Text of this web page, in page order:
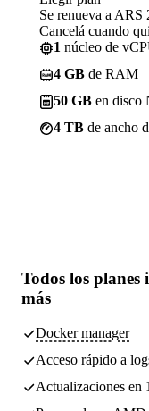
Se renueva a ARS
Cancelá cuando
1 núcleo de
4 GB de RAM
50 GB en disco
4 TB de ancho
Todos los planes
más
Docker manager
Acceso rápido a
Actualizaciones en